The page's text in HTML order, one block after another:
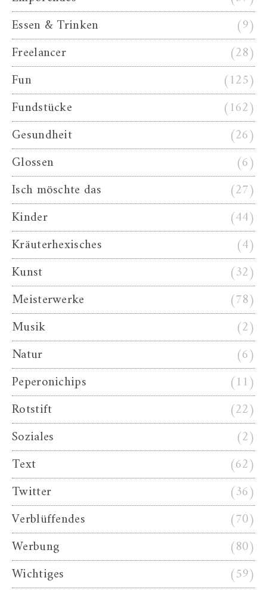
Essen & Trinken
(9)
Freelancer
(28)
Fun
(125)
Fundstücke
(162)
Gesundheit
(26)
Glossen
(6)
Isch möschte das
(27)
Kinder
(44)
Kräuterhexisches
(4)
Kunst
(32)
Meisterwerke
(78)
Musik
(2)
Natur
(6)
Peperonichips
(11)
Rotstift
(22)
Soziales
(2)
Text
(62)
Twitter
(36)
Verblüffendes
(70)
Werbung
(80)
Wichtiges
(59)